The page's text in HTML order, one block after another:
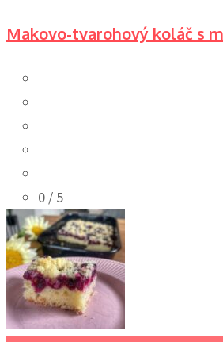
Makovo-tvarohový koláč s
0 / 5